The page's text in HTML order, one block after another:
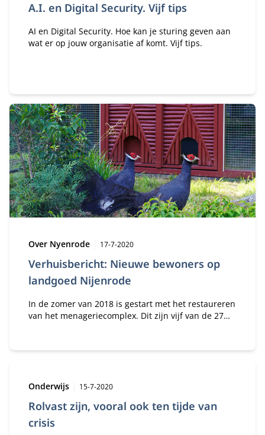
A.I. en Digital Security. Vijf tips
AI en Digital Security. Hoe kan je sturing geven aan
wat er op jouw organisatie af komt. Vijf tips.
Verhuisbericht: Nieuwe bewoners op
landgoed Nijenrode
Type:
Over Nyenrode Publicatiedatum:
17-7-2020
In de zomer van 2018 is gestart met het restaureren
van het menageriecomplex. Dit zijn vijf van de 27
Rolvast zijn, vooral ook ten tijde van
crisis
Type:
Onderwijs Publicatiedatum:
15-7-2020